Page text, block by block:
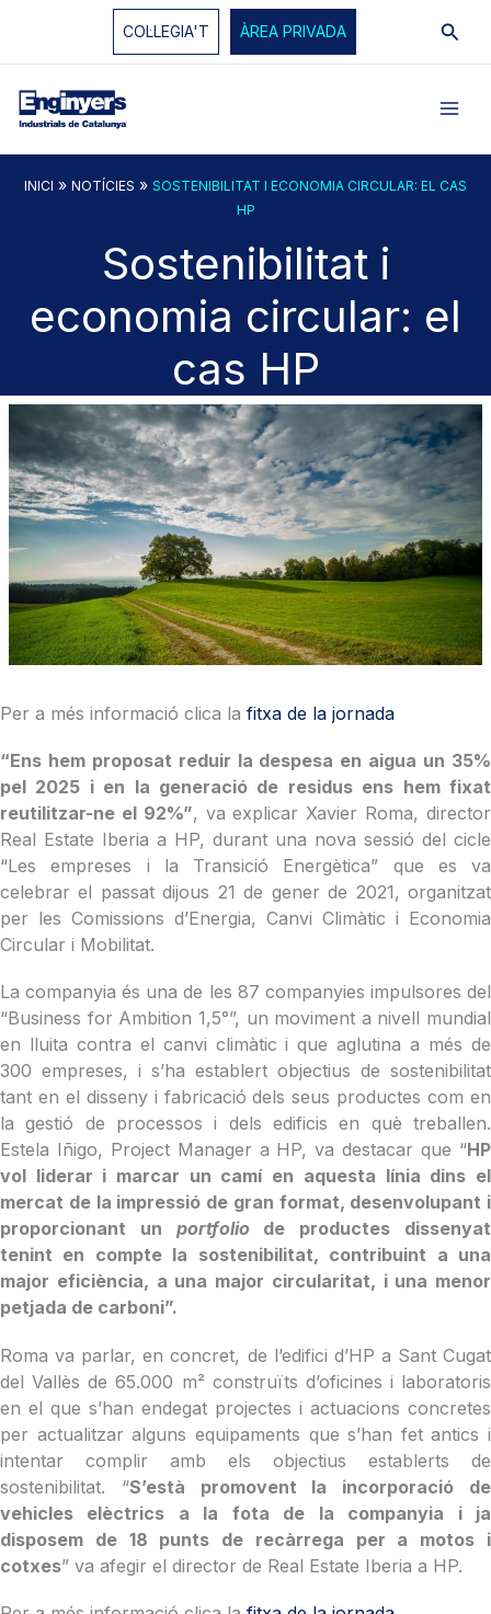
COL·LEGIA'T ÀREA PRIVADA
INICI » NOTÍCIES » SOSTENIBILITAT I ECONOMIA CIRCULAR: EL CAS
HP
Sostenibilitat i
economia circular: el
cas HP
Per a més informació clica la fitxa de la jornada
“Ens hem proposat reduir la despesa en aigua un 35%
pel 2025 i en la generació de residus ens hem fixat
reutilitzar-ne el 92%”, va explicar Xavier Roma, director
Real Estate Iberia a HP, durant una nova sessió del cicle
“Les empreses i la Transició Energètica” que es va
celebrar el passat dijous 21 de gener de 2021, organitzat
per les Comissions d’Energia, Canvi Climàtic i Economia
Circular i Mobilitat.
La companyia és una de les 87 companyies impulsores del
“Business for Ambition 1,5°”, un moviment a nivell mundial
en lluita contra el canvi climàtic i que aglutina a més de
300 empreses, i s’ha establert objectius de sostenibilitat
tant en el disseny i fabricació dels seus productes com en
la gestió de processos i dels edificis en què treballen.
Estela Iñigo, Project Manager a HP, va destacar que “HP
vol liderar i marcar un camí en aquesta línia dins el
mercat de la impressió de gran format, desenvolupant i
proporcionant un portfoliode productes dissenyat
tenint en compte la sostenibilitat, contribuint a una
major eficiència, a una major circularitat, i una menor
petjada de carboni”.
Roma va parlar, en concret, de l’edifici d’HP a Sant Cugat
del Vallès de 65.000 m² construïts d’oficines i laboratoris
en el que s’han endegat projectes i actuacions concretes
per actualitzar alguns equipaments que s’han fet antics i
intentar complir amb els objectius establerts de
sostenibilitat. “S’està promovent la incorporació de
vehicles elèctrics a la fota de la companyia i ja
disposem de 18 punts de recàrrega per a motos i
cotxes” va afegir el director de Real Estate Iberia a HP.